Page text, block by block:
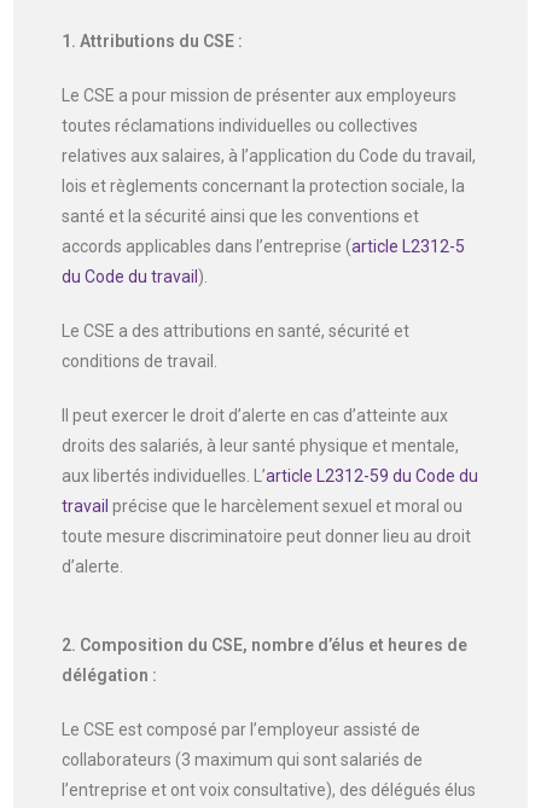
1. Attributions du CSE :
Le CSE a pour mission de présenter aux employeurs
toutes réclamations individuelles ou collectives
relatives aux salaires, à l’application du Code du travail,
lois et règlements concernant la protection sociale, la
santé et la sécurité ainsi que les conventions et
accords applicables dans l’entreprise (article L2312-5
du Code du travail ).
Le CSE a des attributions en santé, sécurité et
conditions de travail.
Il peut exercer le droit d’alerte en cas d’atteinte aux
droits des salariés, à leur santé physique et mentale,
aux libertés individuelles. L’article L2312-59 du Code du
travail précise que le harcèlement sexuel et moral ou
toute mesure discriminatoire peut donner lieu au droit
d’alerte.
2. Composition du CSE, nombre d’élus et heures de
délégation :
Le CSE est composé par l’employeur assisté de
collaborateurs (3 maximum qui sont salariés de
l’entreprise et ont voix consultative), des délégués élus